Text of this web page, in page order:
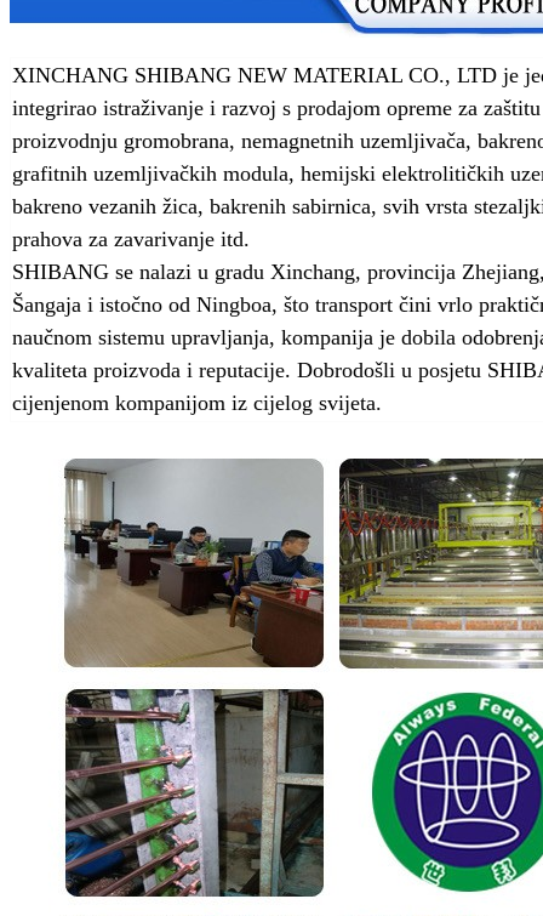
XINCHANG SHIBANG NEW MATERIAL CO., LTD je
integrirao istraživanje i razvoj s prodajom opreme za
proizvodnju gromobrana, nemagnetnih uzemljivača,
grafitnih uzemljivačkih modula, hemijski elektrolitičkih
bakreno vezanih žica, bakrenih sabirnica, svih vrsta
prahova za zavarivanje itd.
SHIBANG se nalazi u gradu Xinchang, provincija
Šangaja i istočno od Ningboa, što transport čini vrlo
naučnom sistemu upravljanja, kompanija je dobila
kvaliteta proizvoda i reputacije. Dobrodošli u posjetu
cijenjenom kompanijom iz cijelog svijeta.